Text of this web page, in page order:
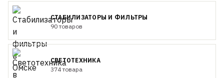
СТАБИЛИЗАТОРЫ И ФИЛЬТРЫ
90 товаров
СВЕТОТЕХНИКА
374 товара